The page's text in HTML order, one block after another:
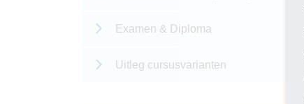
Examen & Diploma
Uitleg cursusvarianten